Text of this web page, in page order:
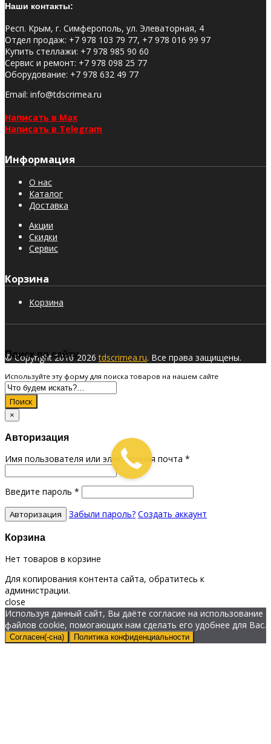
Наши контакты:
Респ. Крым, г. Симферополь, ул. Элеваторная, 4
Отдел продаж: +7 978 103 79 77, +7 978 016 99 97
Купить стеллажи: +7 978 985 90 60
Сервис и ремонт: +7 978 098 25 77
Оборудование: +7 978 632 49 77
Email: info@tdscrimea.ru
Написать в Max
Написать в Telegram
Информация
О нас
Каталог
Доставка
Акции
Скидки
Сервис
Корзина
Корзина
© Copyright 2016-2026tdscrimea.ru. Все права защищены.
Поиск по сайту
Используйте эту форму для поиска товаров на нашем сайте
Поиск
×
Авторизация
Имя пользователя или электронная почта *
Введите пароль *
Забыли пароль? Создать аккаунт
Корзина
Нет товаров в корзине
Для копирования контента сайта, обратитесь к
администрации.
close
Используя данный сайт, Вы даёте согласие на использование
файлов cookie, помогающих нам сделать его удобнее для Вас.
Согласен(-сна) Политика конфиденциальности